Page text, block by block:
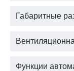
Габаритные
Функции